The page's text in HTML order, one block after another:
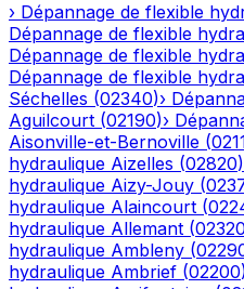
› Dépannage de flexible
Dépannage de flexible
Dépannage de flexible
Dépannage de flexible
Séchelles (02340)›
Aguilcourt (02190)›
Aisonville-et-Bernoville (
hydraulique Aizelles (02820)
hydraulique Aizy-Jouy (
hydraulique Alaincourt (
hydraulique Allemant (02320
hydraulique Ambleny (
hydraulique Ambrief (02200